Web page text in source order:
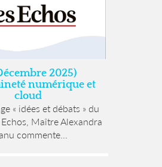
2025)
numérique et
cloud
« idées et débats » du
Maître Alexandra
commente...